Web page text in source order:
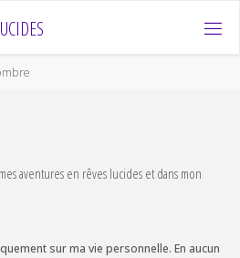
UCIDES
aventures en rêves lucides et dans mon
sur ma vie personnelle. En aucun